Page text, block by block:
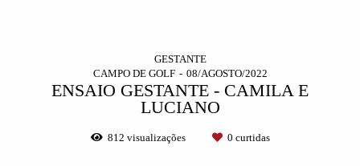
GESTANTE
CAMPO DE GOLF
08/AGOSTO/2022
ENSAIO GESTANTE - CAMILA E
LUCIANO
812 visualizações 0 curtidas